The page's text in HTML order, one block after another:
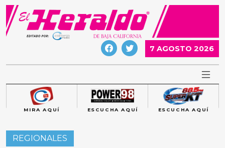
Skip
content
7 AGOSTO 2026
MIRA AQUÍ ESCUCHA AQUÍ ESCUCHA AQUÍ
REGIONALES